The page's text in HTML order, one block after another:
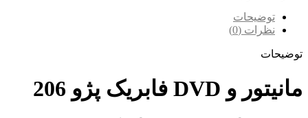
توضیحات
نظرات (0)
توضیحات
مانیتور و DVD فابریک پژو 206